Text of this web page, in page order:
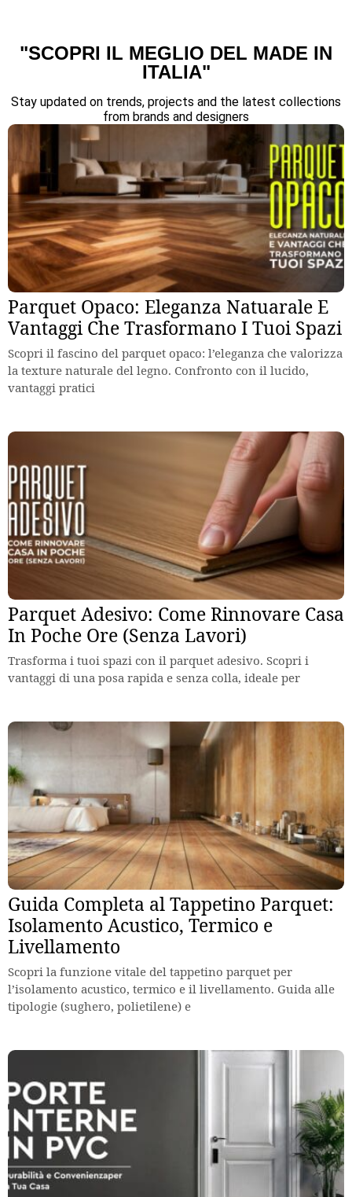
"SCOPRI IL MEGLIO DEL MADE IN
ITALIA"
Stay updated on trends, projects and the latest collections
from brands and designers
Parquet Opaco: Eleganza Natuarale E
Vantaggi Che Trasformano I Tuoi Spazi
Scopri il fascino del parquet opaco: l’eleganza che valorizza
la texture naturale del legno. Confronto con il lucido,
vantaggi pratici
Parquet Adesivo: Come Rinnovare Casa
In Poche Ore (Senza Lavori)
Trasforma i tuoi spazi con il parquet adesivo. Scopri i
vantaggi di una posa rapida e senza colla, ideale per
Guida Completa al Tappetino Parquet:
Isolamento Acustico, Termico e
Livellamento
Scopri la funzione vitale del tappetino parquet per
l’isolamento acustico, termico e il livellamento. Guida alle
tipologie (sughero, polietilene) e